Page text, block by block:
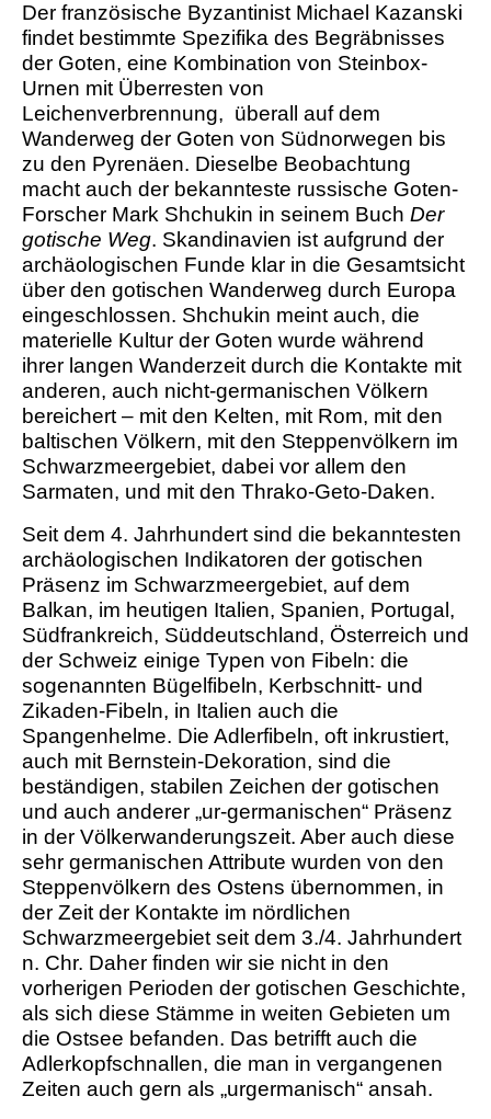
Der französische Byzantinist Michael Kazanski
findet bestimmte Spezifika des Begräbnisses
der Goten, eine Kombination von Steinbox-
Urnen mit Überresten von
Leichenverbrennung, überall auf dem
Wanderweg der Goten von Südnorwegen bis
zu den Pyrenäen. Dieselbe Beobachtung
macht auch der bekannteste russische Goten-
Forscher Mark Shchukin in seinem Buch Der
gotische Weg. Skandinavien ist aufgrund der
archäologischen Funde klar in die Gesamtsicht
über den gotischen Wanderweg durch Europa
eingeschlossen. Shchukin meint auch, die
materielle Kultur der Goten wurde während
ihrer langen Wanderzeit durch die Kontakte mit
anderen, auch nicht-germanischen Völkern
bereichert – mit den Kelten, mit Rom, mit den
baltischen Völkern, mit den Steppenvölkern im
Schwarzmeergebiet, dabei vor allem den
Sarmaten, und mit den Thrako-Geto-Daken.
Seit dem 4. Jahrhundert sind die bekanntesten
archäologischen Indikatoren der gotischen
Präsenz im Schwarzmeergebiet, auf dem
Balkan, im heutigen Italien, Spanien, Portugal,
Südfrankreich, Süddeutschland, Österreich und
der Schweiz einige Typen von Fibeln: die
sogenannten Bügelfibeln, Kerbschnitt- und
Zikaden-Fibeln, in Italien auch die
Spangenhelme. Die Adlerfibeln, oft inkrustiert,
auch mit Bernstein-Dekoration, sind die
beständigen, stabilen Zeichen der gotischen
und auch anderer „ur-germanischen“ Präsenz
in der Völkerwanderungszeit. Aber auch diese
sehr germanischen Attribute wurden von den
Steppenvölkern des Ostens übernommen, in
der Zeit der Kontakte im nördlichen
Schwarzmeergebiet seit dem 3./4. Jahrhundert
n. Chr. Daher finden wir sie nicht in den
vorherigen Perioden der gotischen Geschichte,
als sich diese Stämme in weiten Gebieten um
die Ostsee befanden. Das betrifft auch die
Adlerkopfschnallen, die man in vergangenen
Zeiten auch gern als „urgermanisch“ ansah.